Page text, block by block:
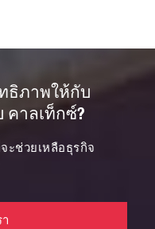
ธิภาพให้กับ
คาลเท็กซ์?
ะช่วยเหลือธุรกิจ